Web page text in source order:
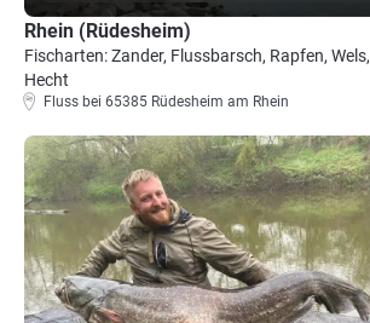
Rhein (Rüdesheim)
Fischarten: Zander, Flussbarsch, Rapfen, Wels,
Hecht
Fluss bei 65385 Rüdesheim am Rhein